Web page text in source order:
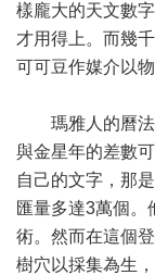
樣龐大的天文數
才用得上。而幾
可可豆作媒介以
瑪雅人的曆法
與金星年的差數
自己的文字，那
匯量多達3萬個。
術。然而在這個
樹穴以採集為生